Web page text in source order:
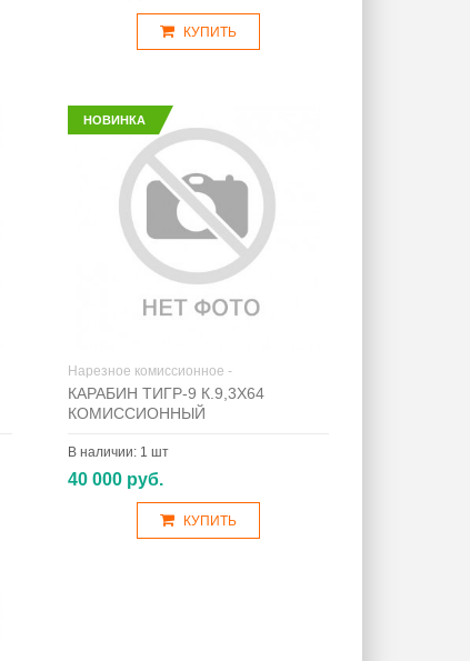
КУПИТЬ
НОВИНКА
Нарезное комиссионное -
КАРАБИН ТИГР-9 К.9,3Х64
КОМИССИОННЫЙ
В наличии: 1 шт
40 000 руб.
КУПИТЬ